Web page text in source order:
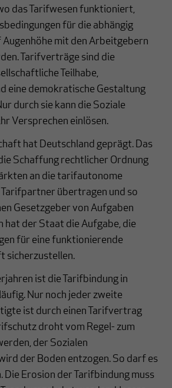
das Tarifwesen funktioniert,
für die abhängig
mit den Arbeitgebern
Tarifverträge sind die
Teilhabe,
eine demokratische Gestaltung
durch sie kann die Soziale
Versprechen einlösen.
hat Deutschland geprägt. Das
Schaffung rechtlicher Ordnung
an die tarifautonome
übertragen und so
Gesetzgeber von Aufgaben
hat der Staat die Aufgabe, die
für eine funktionierende
sicherzustellen.
ist die Tarifbindung in
Nur noch jeder zweite
ist durch einen Tarifvertrag
droht vom Regel- zum
der Sozialen
der Boden entzogen. So darf es
Die Erosion der Tarifbindung muss